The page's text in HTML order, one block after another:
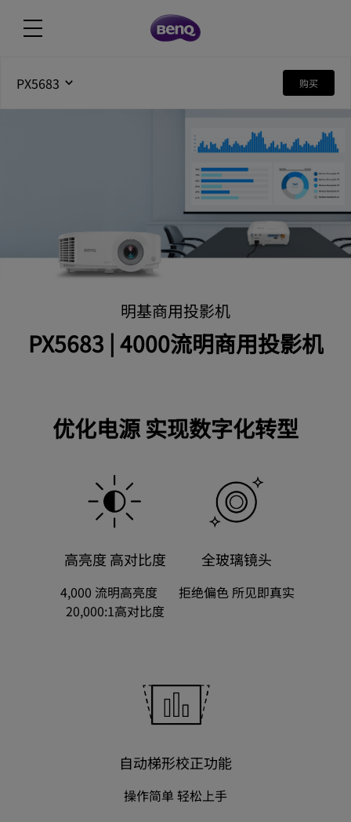
PX5683 购买
明基商用投影机
PX5683 | 4000流明商用投影机
优化电源 实现数字化转型
高亮度 高对比度
4,000 流明高亮度
20,000:1高对比度
全玻璃镜头
拒绝偏色 所见即真实
自动梯形校正功能
操作简单 轻松上手